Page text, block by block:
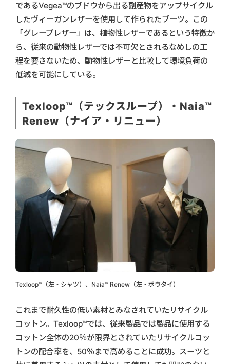
であるVegea™のブドウから出る副産物をアップサイクル
したヴィーガンレザーを使用して作られたブーツ。この
「グレープレザー」は、植物性レザーであるという特徴か
ら、従来の動物性レザーでは不可欠とされるなめしの工
程を要さないため、動物性レザーと比較して環境負荷の
低減を可能にしている。
Texloop™（テックスループ）・Naia™
Renew（ナイア・リニュー）
Texloop™（左・シャツ）、Naia™ Renew（左・ボウタイ）
これまで耐久性の低い素材とみなされていたリサイクル
コットン。Texloop™では、従来製品では製品に使用する
コットン全体の20％が限界とされていたリサイクルコッ
トンの配合率を、50％まで高めることに成功。スーツと